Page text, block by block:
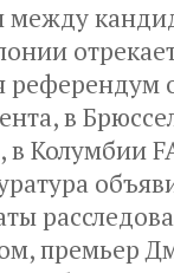
референдум
в
Колумбии
премьер